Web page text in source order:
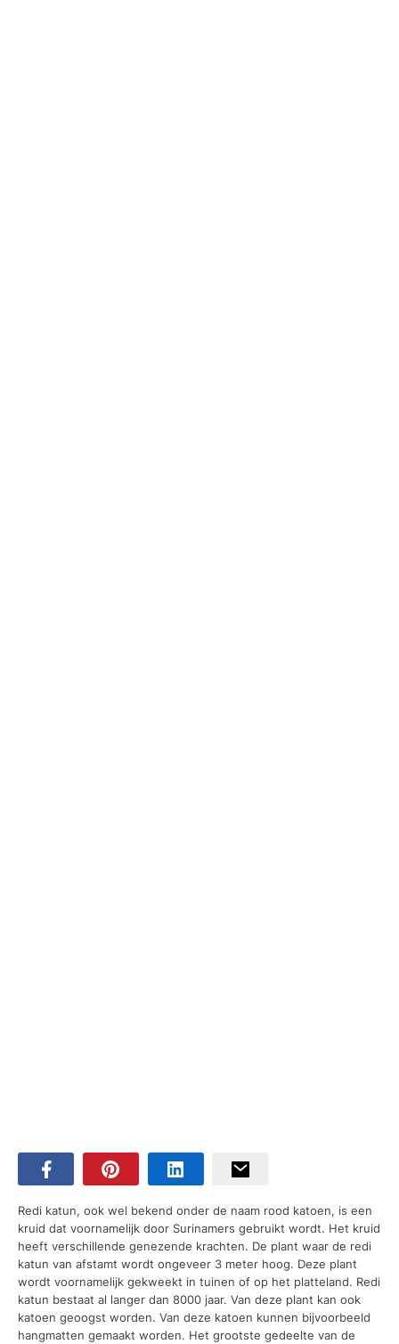
Redi katun, ook wel bekend onder de naam rood katoen, is een
kruid dat voornamelijk door Surinamers gebruikt wordt. Het kruid
heeft verschillende genezende krachten. De plant waar de redi
katun van afstamt wordt ongeveer 3 meter hoog. Deze plant
wordt voornamelijk gekweekt in tuinen of op het platteland. Redi
katun bestaat al langer dan 8000 jaar. Van deze plant kan ook
katoen geoogst worden. Van deze katoen kunnen bijvoorbeeld
hangmatten gemaakt worden. Het grootste gedeelte van de